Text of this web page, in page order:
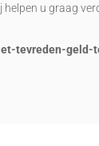
u graag
tevreden-geld-